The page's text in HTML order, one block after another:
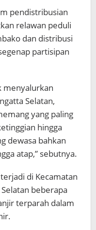
pendistribusian
relawan peduli
dan distribusi
partisipan
menyalurkan
Selatan,
yang paling
hingga
dewasa bahkan
atap,” sebutnya.
di Kecamatan
beberapa
terparah dalam